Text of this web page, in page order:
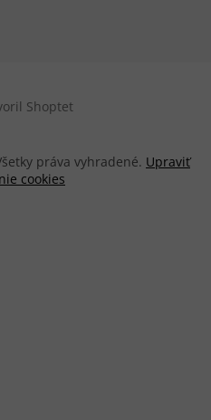
Shoptet
práva vyhradené. Upraviť
cookies